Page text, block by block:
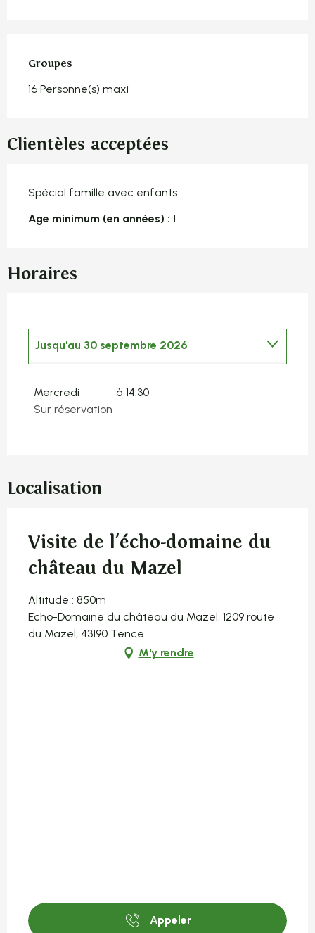
Groupes
Groupes
16 Personne(s) maxi
Clientèles acceptées
Spécial famille avec enfants
Age minimum (en années) : 1
Horaires
Mercredi 15 avril 2026
Jusqu'au 30 septembre 2026
Mercredi
à 14:30
Sur réservation
Localisation
Visite de l'écho-domaine du
château du Mazel
Altitude : 850m
Echo-Domaine du château du Mazel, 1209 route
du Mazel, 43190 Tence
M'y rendre
Appeler